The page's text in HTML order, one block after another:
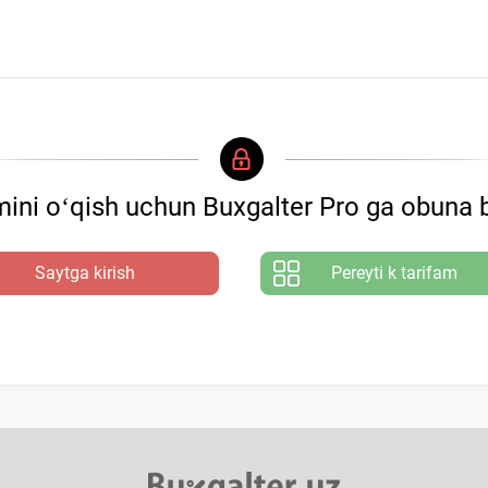
oʻqish uchun Buxgalter Pro ga obuna
Saytga kirish Pereyti k tarifam